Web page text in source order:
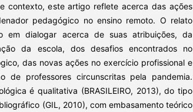
contexto, este artigo reflete acerca das ações
pedagógico no ensino remoto. O relato
em dialogar acerca de suas atribuições, da
da escola, dos desafios encontrados no
das novas ações no exercício profissional e
de professores circunscritas pela pandemia.
é qualitativa (BRASILEIRO, 2013), do tipo
(GIL, 2010), com embasamento teórico